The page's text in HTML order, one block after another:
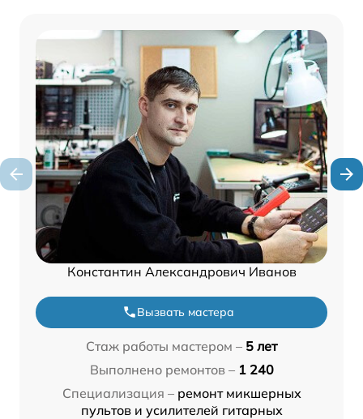
Константин Александрович Иванов
Вызвать мастера
Стаж работы мастером – 5 лет
Выполнено ремонтов – 1 240
Специализация – ремонт микшерных
пультов и усилителей гитарных